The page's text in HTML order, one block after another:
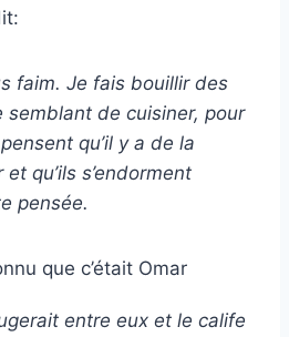
faim. Je fais bouillir des
semblant de cuisiner, pour
qu’il y a de la
qu’ils s’endorment
pensée.
que c’était Omar
entre eux et le calife